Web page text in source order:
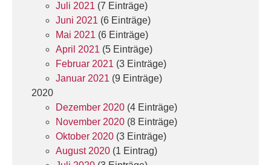
Juli 2021 (7 Einträge)
Juni 2021 (6 Einträge)
Mai 2021 (6 Einträge)
April 2021 (5 Einträge)
Februar 2021 (3 Einträge)
Januar 2021 (9 Einträge)
2020
Dezember 2020 (4 Einträge)
November 2020 (8 Einträge)
Oktober 2020 (3 Einträge)
August 2020 (1 Eintrag)